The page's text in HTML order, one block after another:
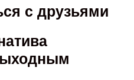
с друзьями